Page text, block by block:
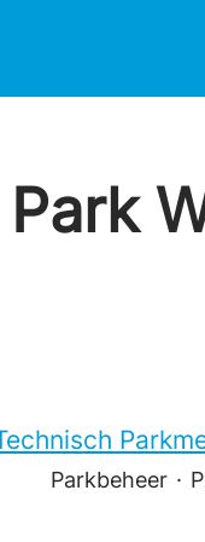
Park
Parkbeheer ·